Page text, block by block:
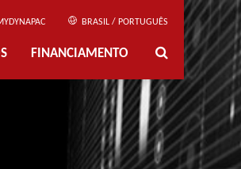
BRASIL / PORTUGUÊS
FINANCIAMENTO